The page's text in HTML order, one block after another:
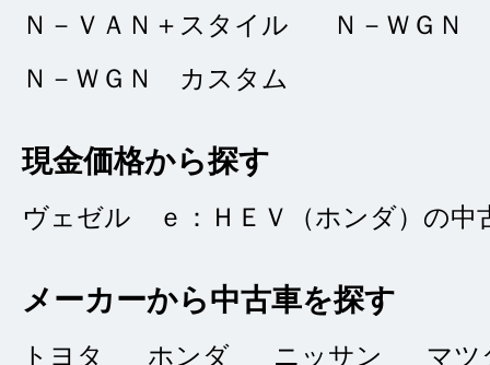
きました。
★★★★★
5
総合評価
タイトルなし
販売店の評価
Ｎ－ＶＡＮ＋スタイル
Ｎ－ＷＧＮ
Ｎ－ＷＧＮ カスタム
現金価格から探す
ヴェゼル ｅ：ＨＥＶ（ホンダ）の中
メーカーから中古車を探す
トヨタ ホンダ ニッサン
マツ